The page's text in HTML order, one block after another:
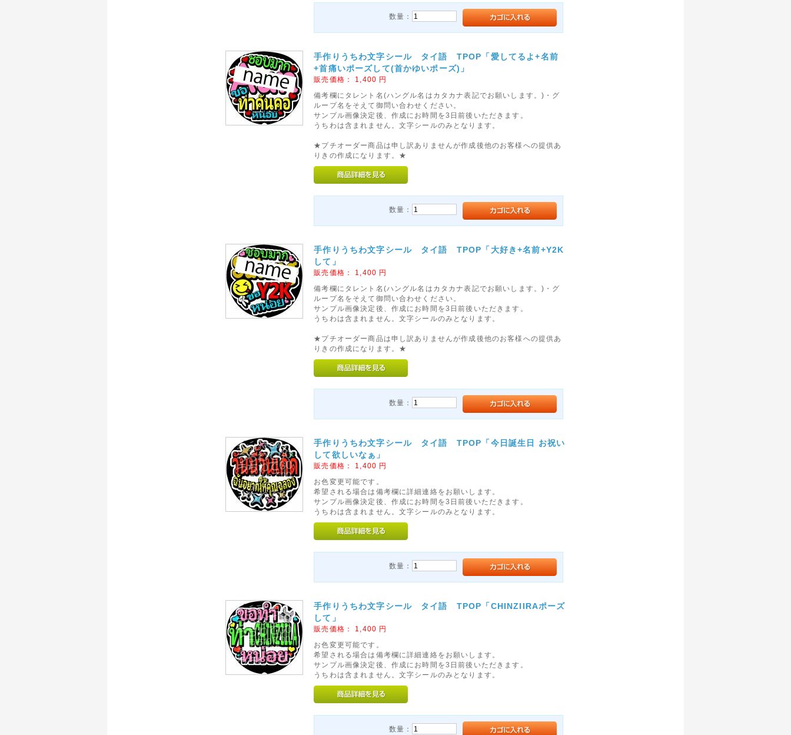
数量：
手作りうちわ文字シール タイ語 TPOP「愛してるよ+名前
+首痛いポーズして(首かゆいポーズ)」
販売価格： 1,400 円
備考欄にタレント名(ハングル名はカタカナ表記でお願いします。)・グ
ループ名をそえて御問い合わせください。
サンプル画像決定後、作成にお時間を3日前後いただきます。
うちわは含まれません。文字シールのみとなります。
★プチオーダー商品は申し訳ありませんが作成後他のお客様への提供あ
りきの作成になります。★
数量：
手作りうちわ文字シール タイ語 TPOP「大好き+名前+Y2K
して」
販売価格： 1,400 円
備考欄にタレント名(ハングル名はカタカナ表記でお願いします。)・グ
ループ名をそえて御問い合わせください。
サンプル画像決定後、作成にお時間を3日前後いただきます。
うちわは含まれません。文字シールのみとなります。
★プチオーダー商品は申し訳ありませんが作成後他のお客様への提供あ
りきの作成になります。★
数量：
手作りうちわ文字シール タイ語 TPOP「今日誕生日 お祝い
して欲しいなぁ」
販売価格： 1,400 円
お色変更可能です。
希望される場合は備考欄に詳細連絡をお願いします。
サンプル画像決定後、作成にお時間を3日前後いただきます。
うちわは含まれません。文字シールのみとなります。
数量：
手作りうちわ文字シール タイ語 TPOP「CHINZIIRAポーズ
して」
販売価格： 1,400 円
お色変更可能です。
希望される場合は備考欄に詳細連絡をお願いします。
サンプル画像決定後、作成にお時間を3日前後いただきます。
うちわは含まれません。文字シールのみとなります。
数量：